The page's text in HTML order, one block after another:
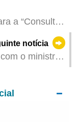
a “Consulta
pela Direcção
notícia
o ministro